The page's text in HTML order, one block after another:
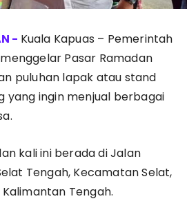
Kuala Kapuas – Pemerintah
Pasar Ramadan
puluhan lapak atau stand
yang ingin menjual berbagai
kali ini berada di Jalan
Tengah, Kecamatan Selat,
Tengah.